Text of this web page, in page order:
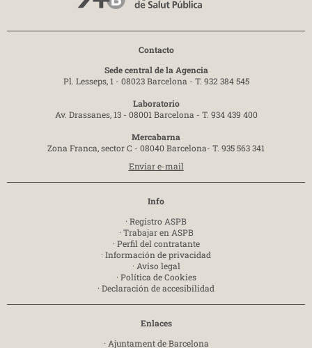
Contacto
Sede central de la Agencia
Pl. Lesseps, 1 - 08023 Barcelona - T. 932 384 545
Laboratorio
Av. Drassanes, 13 - 08001 Barcelona - T. 934 439 400
Mercabarna
Zona Franca, sector C - 08040 Barcelona- T. 935 563 341
Enviar e-mail
Info
· Registro ASPB
· Trabajar en ASPB
· Perfil del contratante
· Información de privacidad
· Aviso legal
· Política de Cookies
· Declaración de accesibilidad
Enlaces
· Ajuntament de Barcelona